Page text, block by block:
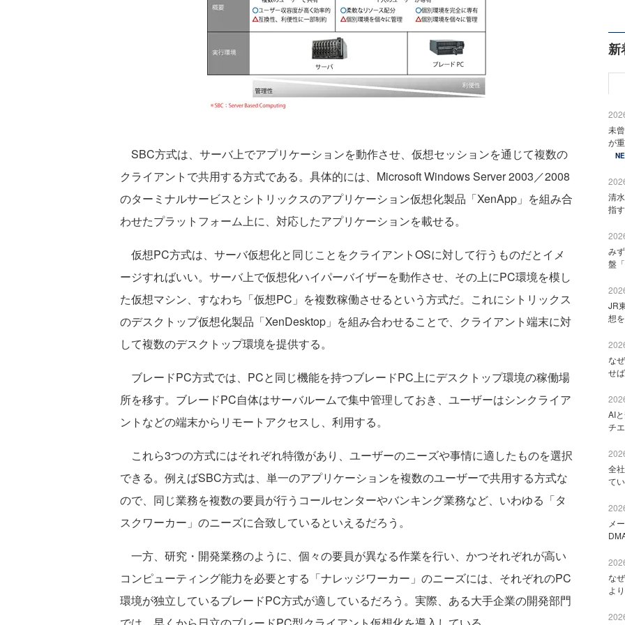
SBC方式は、サーバ上でアプリケーションを動作させ、仮想セッションを通じて複数の
クライアントで共用する方式である。具体的には、Microsoft Windows Server 2003／2008
のターミナルサービスとシトリックスのアプリケーション仮想化製品「XenApp」を組み合
わせたプラットフォーム上に、対応したアプリケーションを載せる。
仮想PC方式は、サーバ仮想化と同じことをクライアントOSに対して行うものだとイメ
ージすればいい。サーバ上で仮想化ハイパーバイザーを動作させ、その上にPC環境を模し
た仮想マシン、すなわち「仮想PC」を複数稼働させるという方式だ。これにシトリックス
のデスクトップ仮想化製品「XenDesktop」を組み合わせることで、クライアント端末に対
して複数のデスクトップ環境を提供する。
ブレードPC方式では、PCと同じ機能を持つブレードPC上にデスクトップ環境の稼働場
所を移す。ブレードPC自体はサーバルームで集中管理しておき、ユーザーはシンクライア
ントなどの端末からリモートアクセスし、利用する。
これら3つの方式にはそれぞれ特徴があり、ユーザーのニーズや事情に適したものを選択
できる。例えばSBC方式は、単一のアプリケーションを複数のユーザーで共用する方式な
ので、同じ業務を複数の要員が行うコールセンターやバンキング業務など、いわゆる「タ
スクワーカー」のニーズに合致しているといえるだろう。
一方、研究・開発業務のように、個々の要員が異なる作業を行い、かつそれぞれが高い
コンピューティング能力を必要とする「ナレッジワーカー」のニーズには、それぞれのPC
環境が独立しているブレードPC方式が適しているだろう。実際、ある大手企業の開発部門
新
未
が
清
指
み
盤
JR
想
な
せ
AI
チ
全
て
メ
な
よ